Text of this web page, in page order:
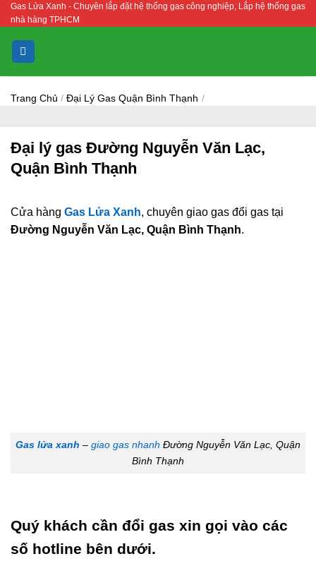
Bỏ
qua
nội
dung
Gas Lửa Xanh - Chuyên lắp đặt hệ thống gas công nghiệp, Lắp hệ thống gas
nhà hàng TPHCM
Trang Chủ / Đại Lý Gas Quận Bình Thạnh /
Đại lý gas Đường Nguyễn Văn Lạc,
Quận Bình Thạnh
Cửa hàng Gas Lửa Xanh, chuyên giao gas đổi gas tại
Đường Nguyễn Văn Lạc, Quận Bình Thạnh.
Gas lửa xanh – giao gas nhanh Đường Nguyễn Văn Lạc, Quận
Bình Thạnh
Quý khách cần đổi gas xin gọi vào các
số hotline bên dưới.